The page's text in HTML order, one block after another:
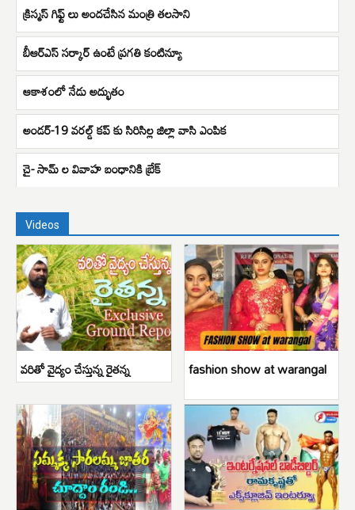
క్రిస్మస్ గిఫ్ట్ లు అందచేసిన మంత్రి తలసాని
బీఆర్ఎస్ సర్కార్ ఉంటే ప్రగతి కంటిన్యూ
ఆకాశంలో నేడు అద్భుతం
అండర్-19 వరల్డ్ కప్ కు సిరిసిల్ల జిల్లా వాసి ఎంపిక
చై- సామ్ ల వివాహ బంధానికి బ్రేక్
Videos
వరితో వైద్యం చేస్తున్న రైతన్న fashion show at warangal